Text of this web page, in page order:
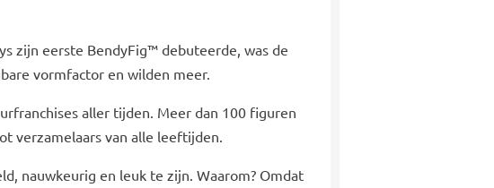
zijn eerste BendyFig™ debuteerde, was de
vormfactor en wilden meer.
aller tijden. Meer dan 100 figuren
verzamelaars van alle leeftijden.
nauwkeurig en leuk te zijn. Waarom? Omdat